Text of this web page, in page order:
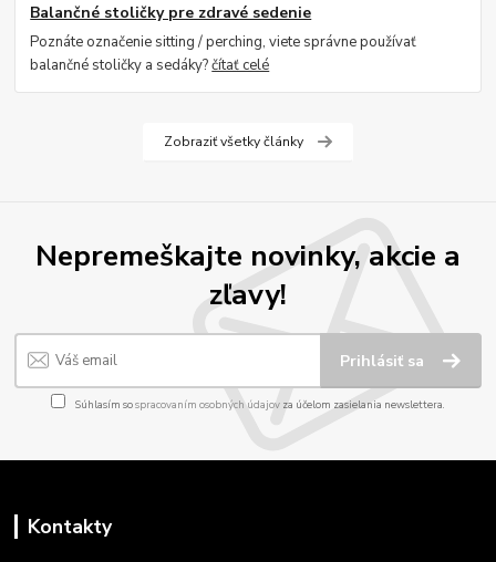
Balančné stoličky pre zdravé sedenie
Poznáte označenie sitting / perching, viete správne používať
balančné stoličky a sedáky?čítať celé
Zobraziť všetky články
Nepremeškajte novinky, akcie a
zľavy!
Prihlásiť sa
Súhlasím sospracovaním osobných údajov za účelom zasielania newslettera.
Kontakty